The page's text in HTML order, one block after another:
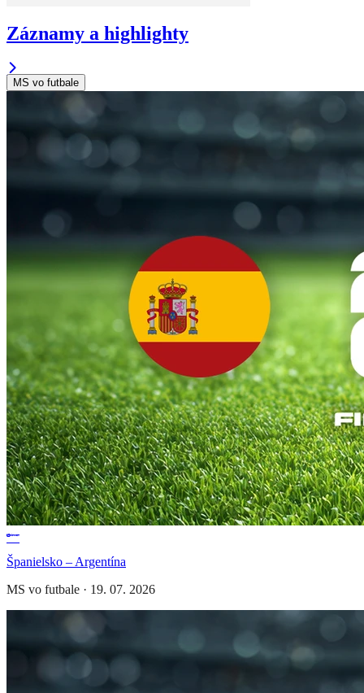
Záznamy a highlighty
MS vo futbale
Španielsko – Argentína
MS vo futbale · 19. 07. 2026